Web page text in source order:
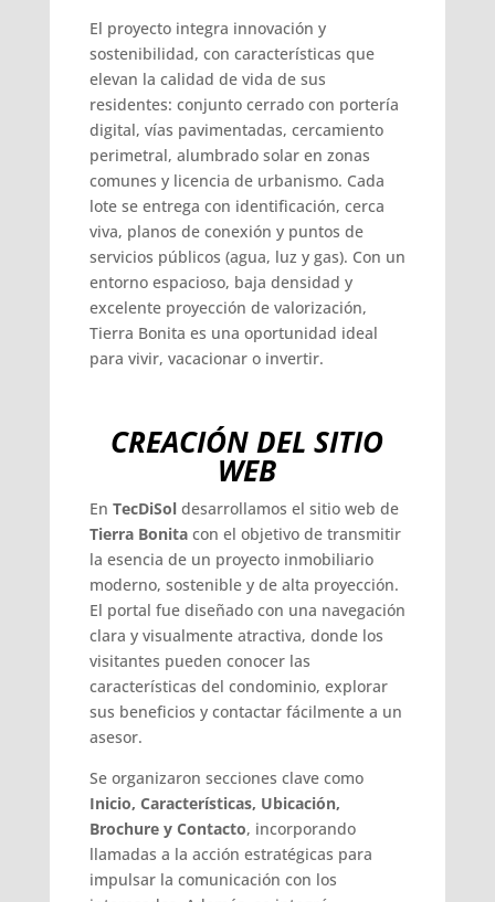
El proyecto integra innovación y
sostenibilidad, con características que
elevan la calidad de vida de sus
residentes: conjunto cerrado con portería
digital, vías pavimentadas, cercamiento
perimetral, alumbrado solar en zonas
comunes y licencia de urbanismo. Cada
lote se entrega con identificación, cerca
viva, planos de conexión y puntos de
servicios públicos (agua, luz y gas). Con un
entorno espacioso, baja densidad y
excelente proyección de valorización,
Tierra Bonita es una oportunidad ideal
para vivir, vacacionar o invertir.
CREACIÓN DEL SITIO
WEB
En TecDiSoldesarrollamos el sitio web de
Tierra Bonitacon el objetivo de transmitir
la esencia de un proyecto inmobiliario
moderno, sostenible y de alta proyección.
El portal fue diseñado con una navegación
clara y visualmente atractiva, donde los
visitantes pueden conocer las
características del condominio, explorar
sus beneficios y contactar fácilmente a un
asesor.
Se organizaron secciones clave como
Inicio, Características, Ubicación,
Brochure y Contacto, incorporando
llamadas a la acción estratégicas para
impulsar la comunicación con los